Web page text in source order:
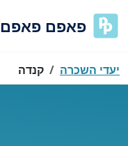
פאפם פאפם
יעדי השכרה קנדה